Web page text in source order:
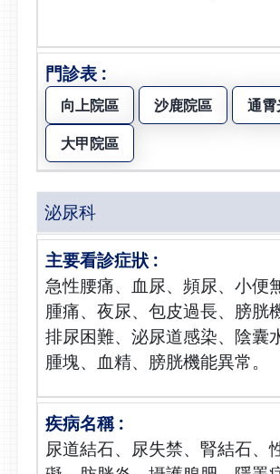
向上院區 沙鹿院區
通霄
大甲院區
泌尿科
急性腰痛、血尿、頻尿、小便
腫痛、夜尿、包皮過長、膀胱
排尿困難、泌尿道感染、陰囊
腫塊、血精、膀胱機能異常。
尿道結石、尿失禁、腎結石、